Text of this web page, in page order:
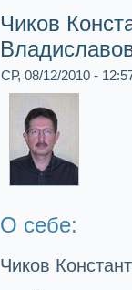
Чиков
СР, 08/12/2010 -
О себе:
Чиков